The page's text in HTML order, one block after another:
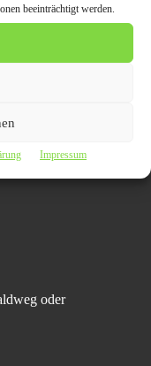
beeinträchtigt werden.
Impressum
oder